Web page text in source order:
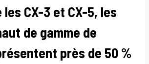
CX-3 et CX-5, les
de gamme de
près de 50 %